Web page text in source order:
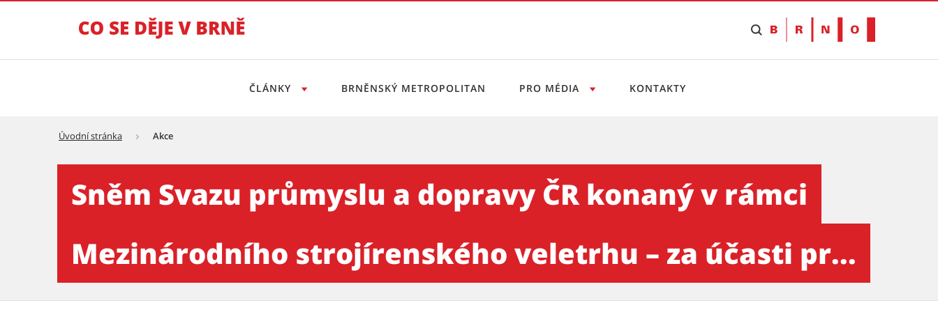
Sněm Svazu průmyslu a dopravy ČR konaný v rámci Mezinárodního
ČLÁNKY BRNĚNSKÝ METROPOLITAN PRO MÉDIA KONTAKTY
Úvodní stránka Akce
Sněm Svazu průmyslu a dopravy ČR konaný v rámci
Mezinárodního strojírenského veletrhu – za účasti pr...